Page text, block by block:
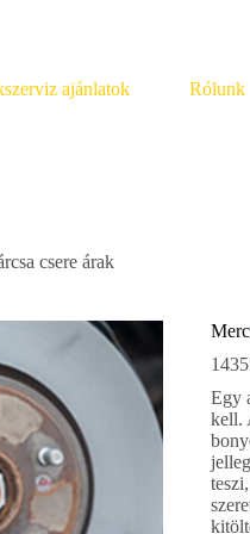
ajánlatok Rólunk
csere árak
Egy
kell.